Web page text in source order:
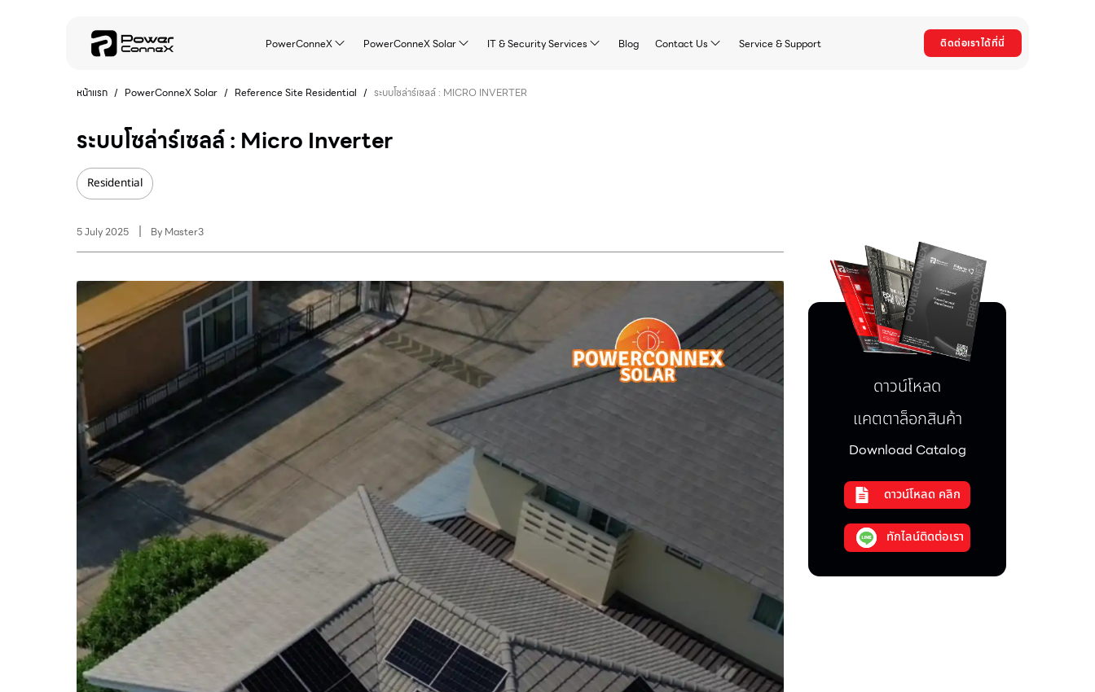
PowerConneX PowerConneX Solar IT & Security Services Blog Contact Us Service & Support ติดต่อเราได้ที่นี่
หน้าแรก / PowerConneX Solar / Reference Site Residential / ระบบโซล่าร์เซลล์ : MICRO INVERTER
ระบบโซล่าร์เซลล์ : Micro Inverter
Residential
5 July 2025 By Master3
ดาวน์โหลด
แคตตาล็อกสินค้า
Download Catalog
ดาวน์โหลด คลิก
ทักไลน์ติดต่อเรา